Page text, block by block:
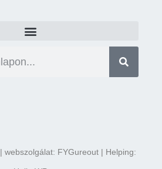
| webszolgálat: FYGureout | Helping: